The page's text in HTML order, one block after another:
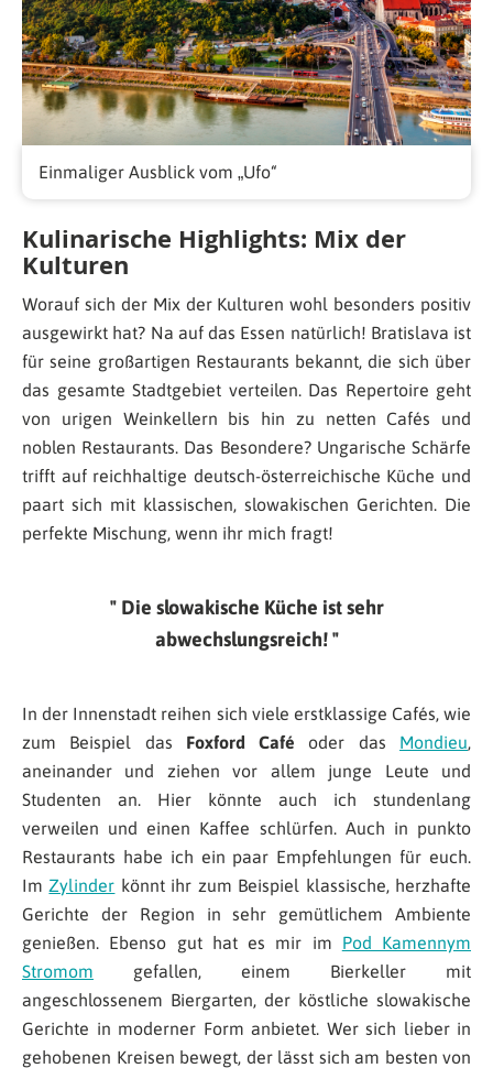
Einmaliger Ausblick vom „Ufo“
Kulinarische Highlights: Mix der
Kulturen
Worauf sich der Mix der Kulturen wohl besonders positiv
ausgewirkt hat? Na auf das Essen natürlich! Bratislava ist
für seine großartigen Restaurants bekannt, die sich über
das gesamte Stadtgebiet verteilen. Das Repertoire geht
von urigen Weinkellern bis hin zu netten Cafés und
noblen Restaurants. Das Besondere? Ungarische Schärfe
trifft auf reichhaltige deutsch-österreichische Küche und
paart sich mit klassischen, slowakischen Gerichten. Die
perfekte Mischung, wenn ihr mich fragt!
Die slowakische Küche ist sehr
abwechslungsreich!
In der Innenstadt reihen sich viele erstklassige Cafés, wie
zum Beispiel das Foxford Café oder das Mondieu,
aneinander und ziehen vor allem junge Leute und
Studenten an. Hier könnte auch ich stundenlang
verweilen und einen Kaffee schlürfen. Auch in punkto
Restaurants habe ich ein paar Empfehlungen für euch.
ImZylinder könnt ihr zum Beispiel klassische, herzhafte
Gerichte der Region in sehr gemütlichem Ambiente
genießen. Ebenso gut hat es mir im Pod Kamennym
Stromom gefallen, einem Bierkeller mit
angeschlossenem Biergarten, der köstliche slowakische
Gerichte in moderner Form anbietet. Wer sich lieber in
gehobenen Kreisen bewegt, der lässt sich am besten von